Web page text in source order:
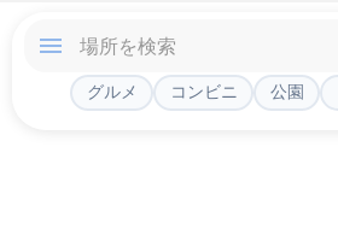
グルメ コンビニ 公園